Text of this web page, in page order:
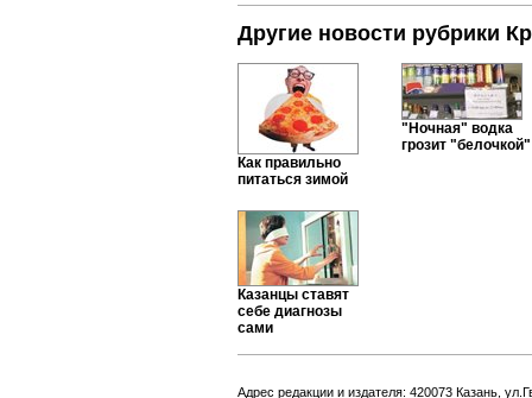
Другие новости рубрики
Как правильно
питаться зимой
"Ночная" водка
грозит "белочкой"
Казанцы ставят
себе диагнозы
сами
Адрес редакции и издателя: 420073 Казань,